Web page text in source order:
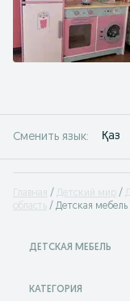
Сменить язык: Қаз
Главная Детский мир
область
Детская
ДЕТСКАЯ МЕБЕЛЬ
КАТЕГОРИЯ